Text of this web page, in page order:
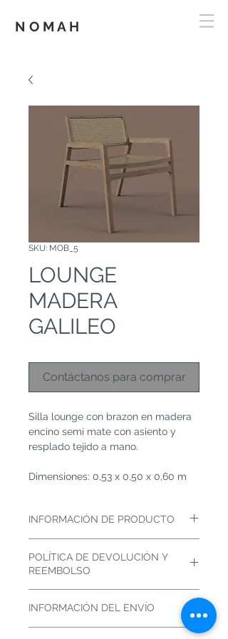
N O M A H
SKU: MOB_5
LOUNGE
MADERA
GALILEO
Contáctanos para comprar
Silla lounge con brazon en madera
encino semi mate con asiento y
resplado tejido a mano.
Dimensiones: 0,53 x 0,50 x 0,60 m
INFORMACIÓN DE PRODUCTO
encino semi mate con asiento y
resplado tejido a mano.
Dimensiones: 0,53 x 0,50 x 0,60 m
POLÍTICA DE DEVOLUCIÓN Y
REEMBOLSO
INFORMACIÓN DEL ENVÍO
_TIEMPOS DE ENTREGA DE 6 A 8